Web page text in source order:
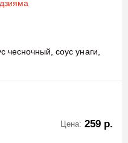
чесночный, соус унаги,
Цена: 259 р.